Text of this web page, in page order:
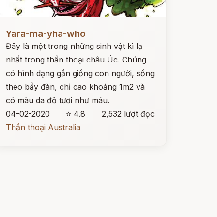
Yara-ma-yha-who
Đây là một trong những sinh vật kì lạ
nhất trong thần thoại châu Úc. Chúng
có hình dạng gần giống con người, sống
theo bầy đàn, chỉ cao khoảng 1m2 và
có màu da đỏ tươi như máu.
04-02-2020
⭐ 4.8
2,532 lượt đọc
Thần thoại Australia